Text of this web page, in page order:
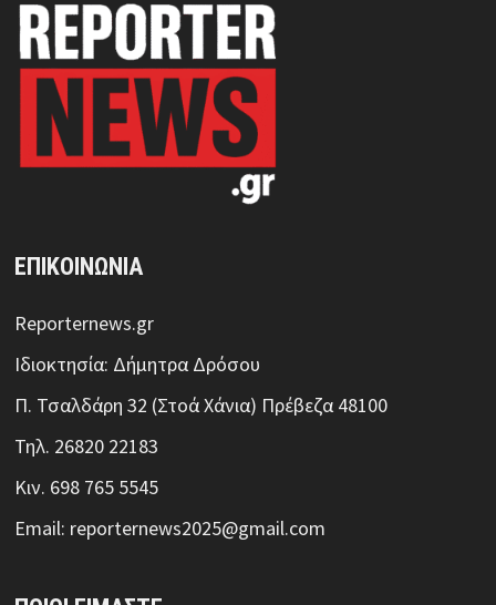
ΕΠΙΚΟΙΝΩΝΙΑ
Reporternews.gr
Ιδιοκτησία: Δήμητρα Δρόσου
Π. Τσαλδάρη 32 (Στοά Χάνια) Πρέβεζα 48100
Τηλ. 26820 22183
Κιν. 698 765 5545
Email: reporternews2025@gmail.com